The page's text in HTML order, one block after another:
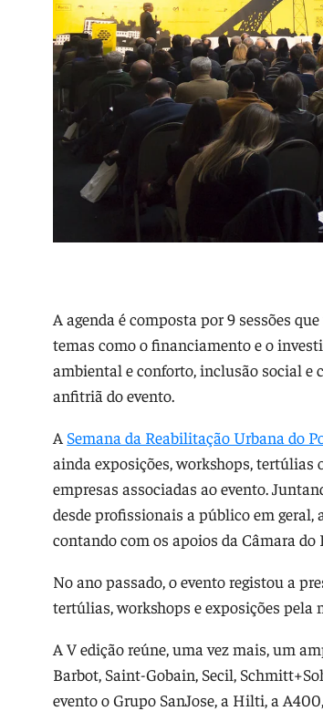
A agenda é composta por 9 sessões
temas como o financiamento e o
ambiental e conforto, inclusão social e
anfitriã do evento.
A Semana da Reabilitação Urbana do
ainda exposições, workshops, tertúlias
empresas associadas ao evento.
desde profissionais a público em geral,
contando com os apoios da Câmara do
No ano passado, o evento registou a
tertúlias, workshops e exposições pela
A V edição reúne, uma vez mais, um
Barbot, Saint-Gobain, Secil,
evento o Grupo SanJose, a Hilti, a